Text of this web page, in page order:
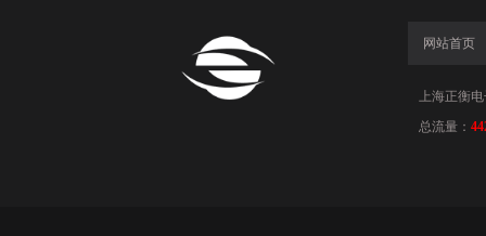
网站首页
上海正衡电
总流量：